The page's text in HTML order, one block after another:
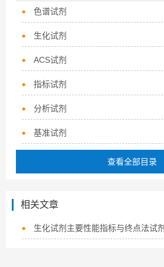
色谱试剂
生化试剂
ACS试剂
指标试剂
分析试剂
基准试剂
查看全部目录
相关文章
生化试剂主要性能指标与终点法试